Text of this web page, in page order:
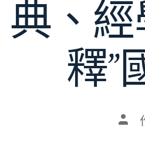
典、
釋”
文